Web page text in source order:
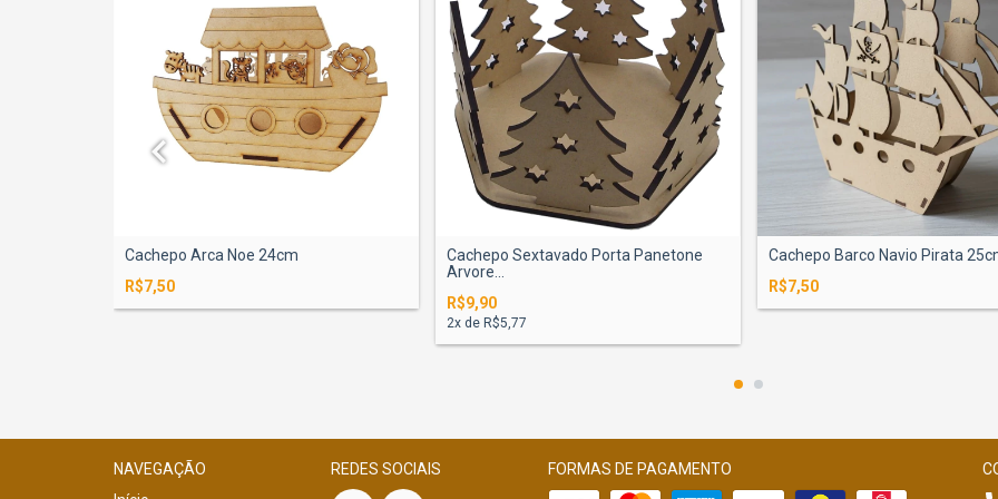
Cachepo Arca Noe 24cm
R$7,50
Cachepo Sextavado Porta Panetone
Arvore...
R$9,90
2x de R$5,77
Cachepo Barco Navio Pirata
R$7,50
NAVEGAÇÃO
REDES SOCIAIS FORMAS DE PAGAMENTO